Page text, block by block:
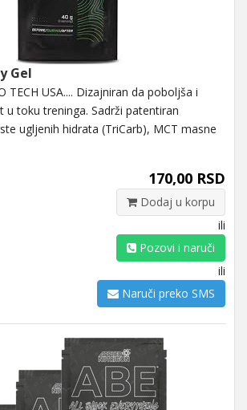
Gel
TECH USA.... Dizajniran da poboljša i
u toku treninga. Sadrži patentiran
ugljenih hidrata (TriCarb), MCT masne
170,00 RSD
Dodaj u korpu
ili
Pozovi i naruči
ili
Naruči preko SMS